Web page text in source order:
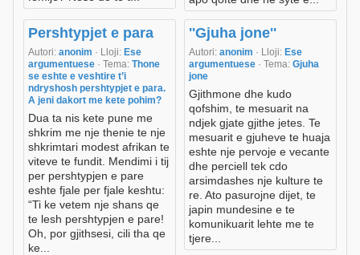
Pershtypjet e para
Autori: anonim · Lloji: Ese
argumentuese · Tema: Thone
se eshte e veshtire t’i
ndryshosh pershtypjet e para.
A jeni dakort me kete pohim?
Dua ta nis kete pune me
shkrim me nje thenie te nje
shkrimtari modest afrikan te
viteve te fundit. Mendimi i tij
per pershtypjen e pare
eshte fjale per fjale keshtu:
“Ti ke vetem nje shans qe
te lesh pershtypjen e pare!
Oh, por gjithsesi, cili tha qe
ke...
''Gjuha jone''
Autori: anonim · Lloji: Ese
argumentuese · Tema: Gjuha
jone
Gjithmone dhe kudo
qofshim, te mesuarit na
ndjek gjate gjithe jetes. Te
mesuarit e gjuheve te huaja
eshte nje pervoje e vecante
dhe perciell tek cdo
arsimdashes nje kulture te
re. Ato pasurojne dijet, te
japin mundesine e te
komunikuarit lehte me te
tjere...